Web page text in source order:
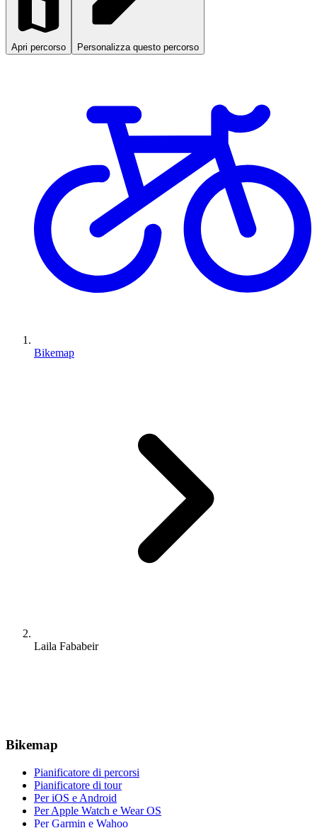
Apri percorso Personalizza questo percorso
Bikemap
Laila Fababeir
Bikemap
Pianificatore di percorsi
Pianificatore di tour
Per iOS e Android
Per Apple Watch e Wear OS
Per Garmin e Wahoo